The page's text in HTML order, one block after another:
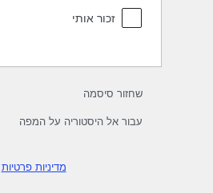
זכור אותי
שחזור סיסמה
עבור אל היסטוריה על המפה
מדיניות פרטיות